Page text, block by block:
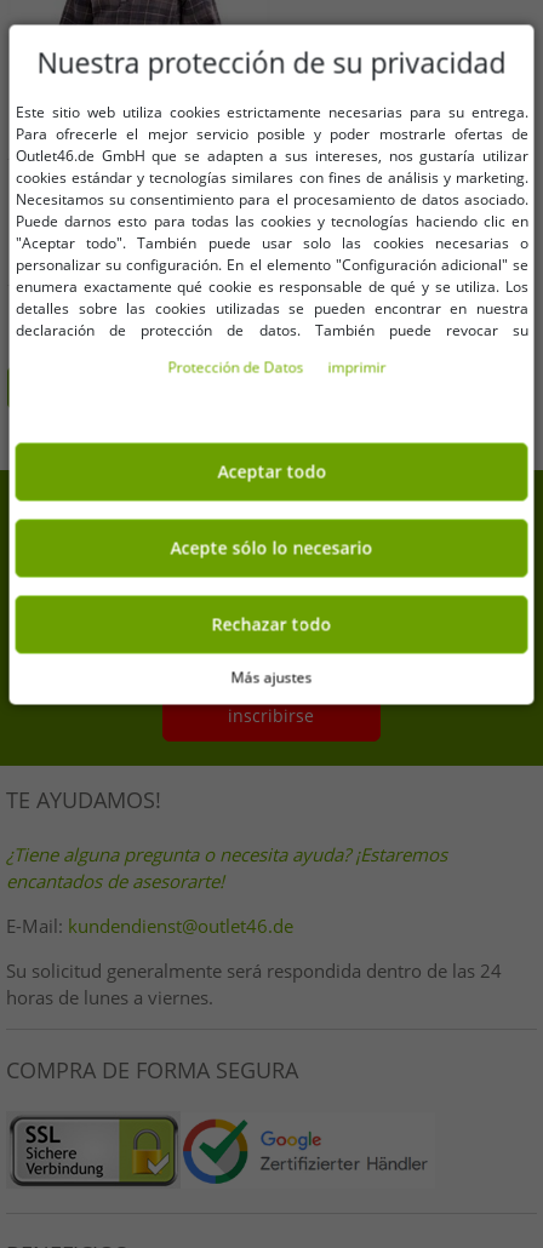
Tallas disponibles
152/158
Blusa infantil de franela para niña,
camisa de algodón con cintura
fruncida y cierre de botones 930775
gris/rosa
7% de descuento extra en tu
inscribirse
TE AYUDAMOS!
¿Tiene alguna pregunta o necesita ayuda? ¡Estaremos
encantados de asesorarte!
E-Mail: kundendienst@outlet46.de
Su solicitud generalmente será respondida dentro de las 24
horas de lunes a viernes.
COMPRA DE FORMA SEGURA
Nuestra protección de su privacidad
Este sitio web utiliza cookies estrictamente necesarias para su entrega.
Para ofrecerle el mejor servicio posible y poder mostrarle ofertas de
Outlet46.de GmbH que se adapten a sus intereses, nos gustaría utilizar
cookies estándar y tecnologías similares con fines de análisis y marketing.
Necesitamos su consentimiento para el procesamiento de datos asociado.
Puede darnos esto para todas las cookies y tecnologías haciendo clic en
"Aceptar todo". También puede usar solo las cookies necesarias o
personalizar su configuración. En el elemento "Configuración adicional" se
enumera exactamente qué cookie es responsable de qué y se utiliza. Los
detalles sobre las cookies utilizadas se pueden encontrar en nuestra
declaración de protección de datos. También puede revocar su
encontrar en la impresión.Protección de Datos imprimir
Aceptar todo
Acepte sólo lo necesario
Rechazar todo
Más ajustes